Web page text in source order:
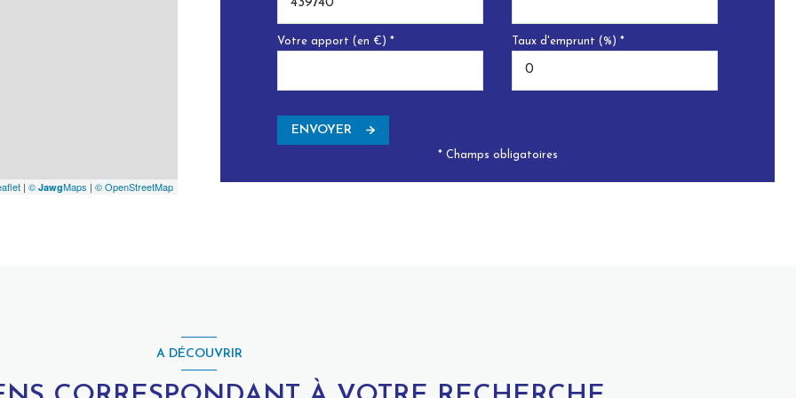
| © JawgMaps | © OpenStreetMap
Votre apport (en €) * Taux d'emprunt (%) *
ENVOYER
* Champs obligatoires
A DÉCOUVRIR